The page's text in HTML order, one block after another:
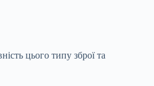
цього типу зброї та